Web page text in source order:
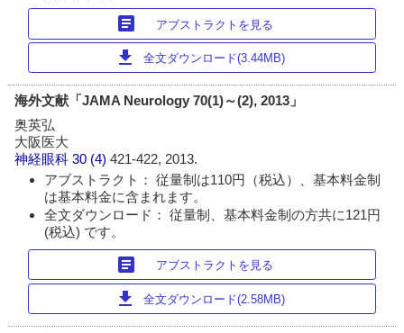
article アブストラクトを見る
download 全文ダウンロード(3.44MB)
海外文献「JAMA Neurology 70(1)～(2), 2013」
奥英弘
大阪医大
神経眼科 30 (4)421-422, 2013.
アブストラクト： 従量制は110円（税込）、基本料金制
は基本料金に含まれます。
全文ダウンロード： 従量制、基本料金制の方共に121円
(税込) です。
article アブストラクトを見る
download 全文ダウンロード(2.58MB)